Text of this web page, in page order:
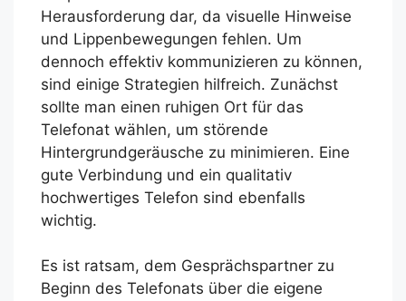
Herausforderung dar, da visuelle Hinweise
und Lippenbewegungen fehlen. Um
dennoch effektiv kommunizieren zu können,
sind einige Strategien hilfreich. Zunächst
sollte man einen ruhigen Ort für das
Telefonat wählen, um störende
Hintergrundgeräusche zu minimieren. Eine
gute Verbindung und ein qualitativ
hochwertiges Telefon sind ebenfalls
wichtig.
Es ist ratsam, dem Gesprächspartner zu
Beginn des Telefonats über die eigene